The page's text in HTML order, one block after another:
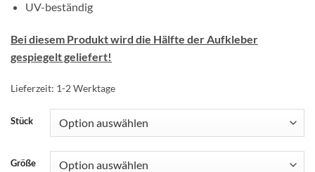
UV-beständig
Bei diesem Produkt wird die Hälfte der Aufkleber
gespiegelt geliefert!
Lieferzeit: 1-2 Werktage
Stück
Größe